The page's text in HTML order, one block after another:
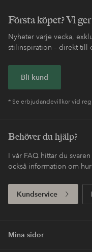
Första köpet? Vi
Nyheter varje vecka,
stilinspiration – direkt till
Bli kund
* Se erbjudandevillkor vid
Behöver du hjälp?
I vår FAQ hittar du
också information om
Kundservice
Mina sidor